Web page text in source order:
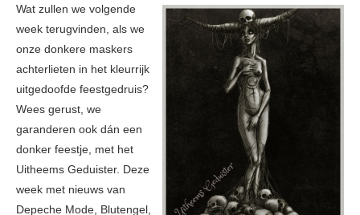
Wat zullen we volgende
week terugvinden, als we
onze donkere maskers
achterlieten in het kleurrijk
uitgedoofde feestgedruis?
Wees gerust, we
garanderen ook dán een
donker feestje, met het
Uitheems Geduister. Deze
week met nieuws van
Depeche Mode, Blutengel,